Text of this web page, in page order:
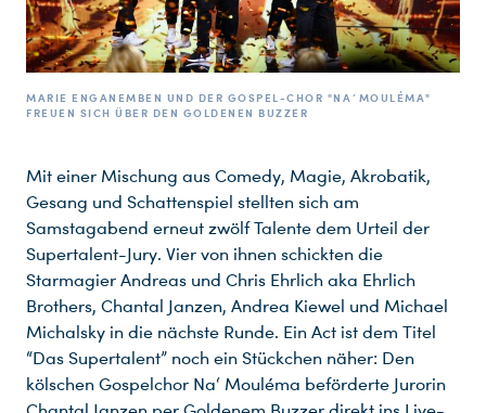
MARIE ENGANEMBEN UND DER GOSPEL-CHOR "NA´MOULÉMA"
FREUEN SICH ÜBER DEN GOLDENEN BUZZER
Mit einer Mischung aus Comedy, Magie, Akrobatik,
Gesang und Schattenspiel stellten sich am
Samstagabend erneut zwölf Talente dem Urteil der
Supertalent-Jury. Vier von ihnen schickten die
Starmagier Andreas und Chris Ehrlich aka Ehrlich
Brothers, Chantal Janzen, Andrea Kiewel und Michael
Michalsky in die nächste Runde. Ein Act ist dem Titel
“Das Supertalent” noch ein Stückchen näher: Den
kölschen Gospelchor Na‘ Mouléma beförderte Jurorin